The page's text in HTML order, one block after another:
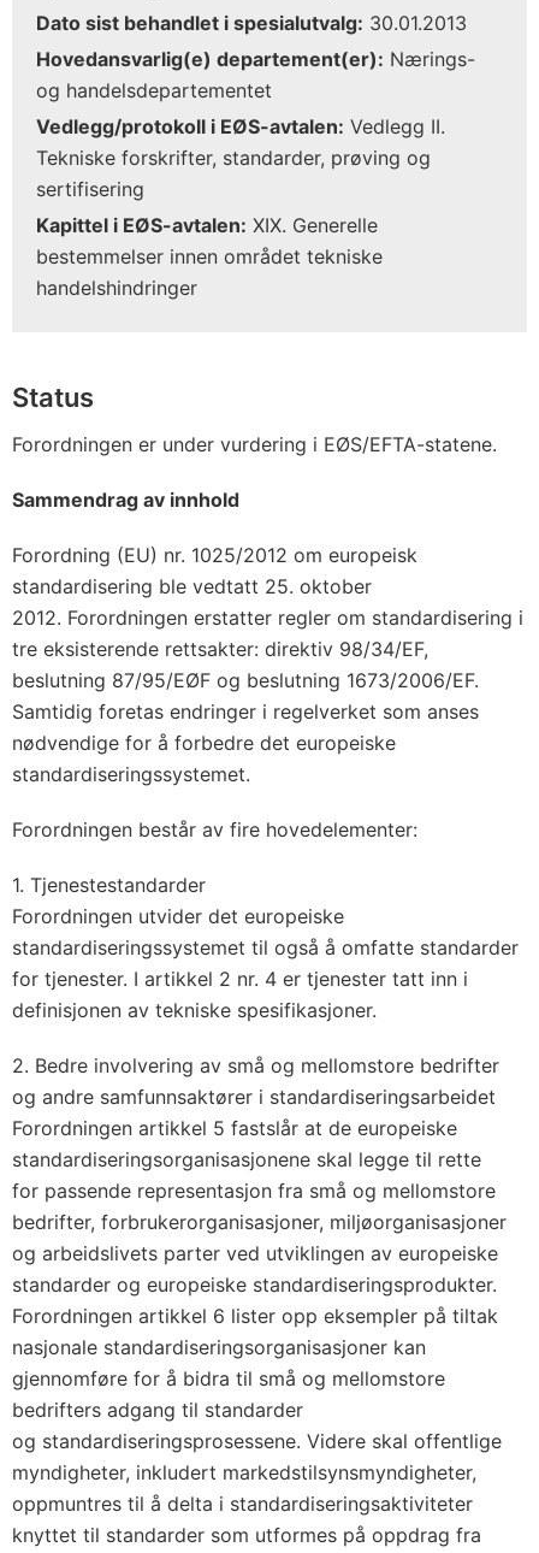
Dato sist behandlet i spesialutvalg: 30.01.2013
Hovedansvarlig(e) departement(er): Nærings-
og handelsdepartementet
Vedlegg/protokoll i EØS-avtalen: Vedlegg II.
Tekniske forskrifter, standarder, prøving og
sertifisering
Kapittel i EØS-avtalen: XIX. Generelle
bestemmelser innen området tekniske
handelshindringer
Status
Forordningen er under vurdering i EØS/EFTA-statene.
Sammendrag av innhold
Forordning (EU) nr. 1025/2012 om europeisk
standardisering ble vedtatt 25. oktober
2012. Forordningen erstatter regler om standardisering i
tre eksisterende rettsakter: direktiv 98/34/EF,
beslutning 87/95/EØF og beslutning 1673/2006/EF.
Samtidig foretas endringer i regelverket som anses
nødvendige for å forbedre det europeiske
standardiseringssystemet.
Forordningen består av fire hovedelementer:
1. Tjenestestandarder
Forordningen utvider det europeiske
standardiseringssystemet til også å omfatte standarder
for tjenester. I artikkel 2 nr. 4 er tjenester tatt inn i
definisjonen av tekniske spesifikasjoner.
2. Bedre involvering av små og mellomstore bedrifter
og andre samfunnsaktører i standardiseringsarbeidet
Forordningen artikkel 5 fastslår at de europeiske
standardiseringsorganisasjonene skal legge til rette
for passende representasjon fra små og mellomstore
bedrifter, forbrukerorganisasjoner, miljøorganisasjoner
og arbeidslivets parter ved utviklingen av europeiske
standarder og europeiske standardiseringsprodukter.
Forordningen artikkel 6 lister opp eksempler på tiltak
nasjonale standardiseringsorganisasjoner kan
gjennomføre for å bidra til små og mellomstore
bedrifters adgang til standarder
og standardiseringsprosessene. Videre skal offentlige
myndigheter, inkludert markedstilsynsmyndigheter,
oppmuntres til å delta i standardiseringsaktiviteter
knyttet til standarder som utformes på oppdrag fra